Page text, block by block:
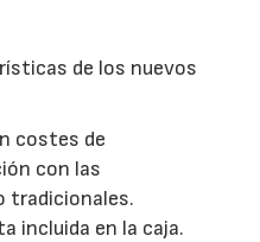
de los nuevos
costes de
con las
tradicionales.
incluida en la caja.